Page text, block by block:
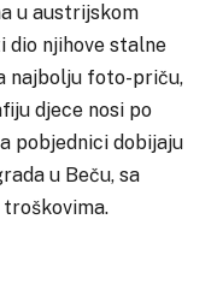
u austrijskom
dio njihove stalne
najbolju foto-priču,
djece nosi po
pobjednici dobijaju
u Beču, sa